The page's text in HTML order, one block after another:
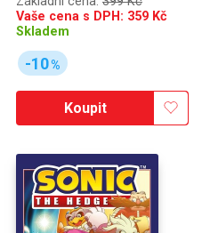
Vaše cena s DPH: 359 Kč
Skladem
-10%
Koupit